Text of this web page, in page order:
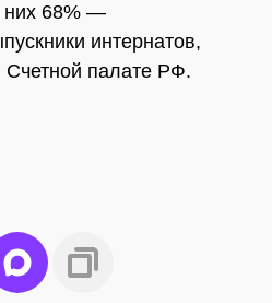
них 68% —
интернатов,
Счетной палате РФ.